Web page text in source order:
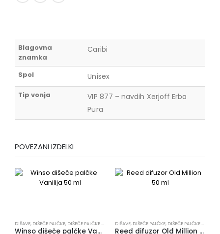
Blagovna
znamka
Caribi
Spol Unisex
Tip vonja
VIP 877 – navdih Xerjoff Erba
Pura
POVEZANI IZDELKI
DIŠAVE, DIŠEČE PALČKE, DIŠEČE PALČKE ZA DOM | ELEGANTNI DIFUZORJI ,VSI IZDELKI,ZA DOM
Winso dišeče palčke Vanilija 50 ml
DIŠAVE, DIŠEČE PALČKE, DIŠEČE PALČKE ZA DOM | ELEGANTNI DIFUZORJI
Reed difuzor Old Million 50 ml